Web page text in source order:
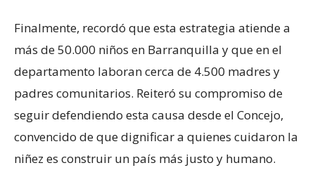
Finalmente, recordó que esta estrategia atiende a
más de 50.000 niños en Barranquilla y que en el
departamento laboran cerca de 4.500 madres y
padres comunitarios. Reiteró su compromiso de
seguir defendiendo esta causa desde el Concejo,
convencido de que dignificar a quienes cuidaron la
niñez es construir un país más justo y humano.